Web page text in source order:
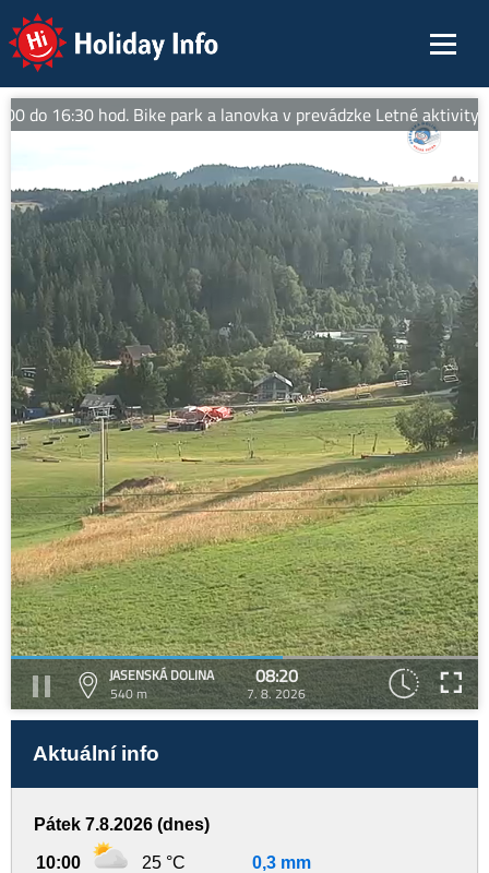
Holiday Info
do 16:30 hod. Bike park a lanovka v prevádzke Letné
JASENSKÁ DOLINA
540 m
08:20
7. 8. 2026
Aktuální info
Pátek 7.8.2026 (dnes)
10:00 25 °C 0,3 mm